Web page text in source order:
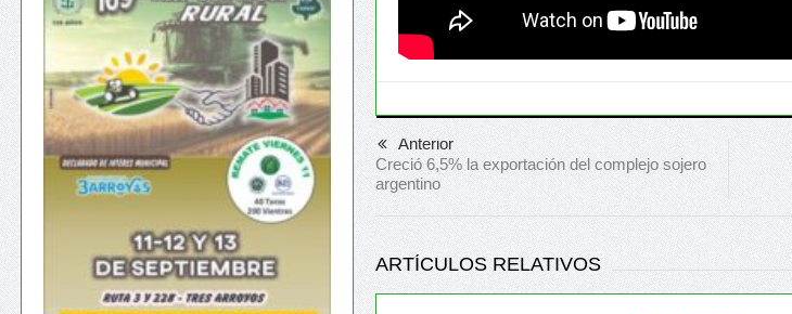
Anterior
Creció 6,5% la exportación del complejo sojero
argentino
ARTÍCULOS RELATIVOS